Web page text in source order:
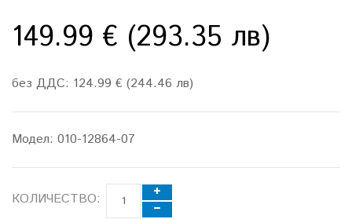
149.99 € (293.35 лв)
без ДДС: 124.99 € (244.46 лв)
Модел: 010-12864-07
КОЛИЧЕСТВО: